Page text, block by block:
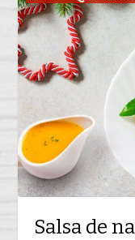
de
naranja
con
harina
maíz
Doñarepa
Salsa de